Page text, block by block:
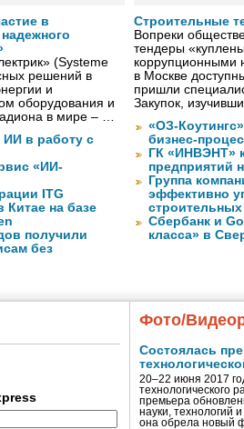
в
(Systeme
решений в
и
оборудования и
в мире – …
ИИ в работу с
«ИИ-
ITG
Китае на базе
получили
без
Строительные
Вопреки
тендеры
коррупционными
в Москве
пришли
Закупок,
«ОЗ-
бизнес-
ГК «ИНВЭНТ»
предприятий
Группа
эффективно
строительных
Сбербанк и
класса» в
Фото/
Состоялась
20–22 июня 2017
технологического
премьера
науки, технологий
она обрела новый